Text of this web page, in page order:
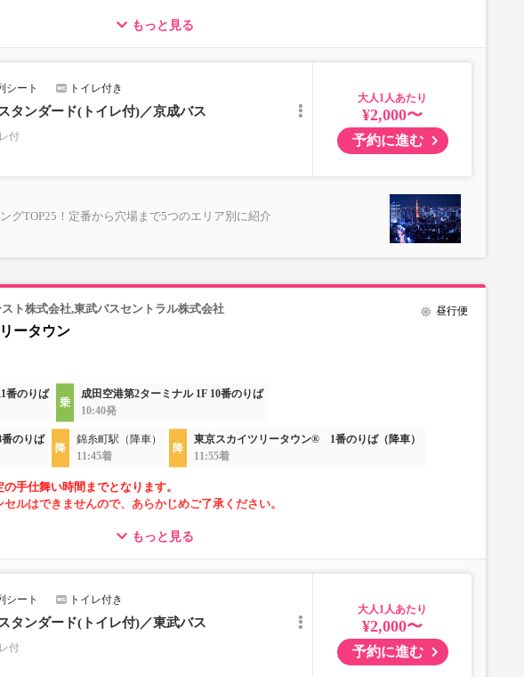
更」が出来ません。
ムではないため予約いただけない場合がございます。
運行便のみ）
トイレあり
もっと見る
シート トイレ付き
タンダード(トイレ付)／京成バス
付
大人
¥2,000〜
予約に進む
グTOP25！定番から穴場まで5つのエリア別に紹介
ト株式会社,東武バスセントラル株式会社
ータウン
昼行便
番のりば
成田空港第2ターミナル 1F 10番のりば
10:40発
のりば
錦糸町駅（降車）
11:45着
東京スカイツリータウン® 1番のりば（降車）
11:55着
手仕舞い時間までとなります。
ルはできませんので、あらかじめご了承ください。
更」が出来ません。
ムではないため予約いただけない場合がございます。
運行便のみ）
もっと見る
シート トイレ付き
タンダード(トイレ付)／東武バス
付
大人
¥2,000〜
予約に進む